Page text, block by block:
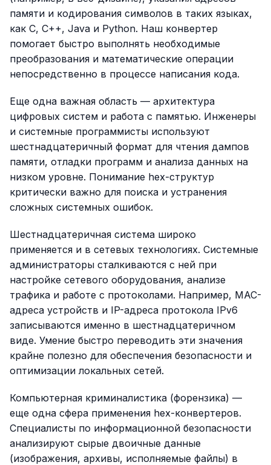
памяти и кодирования символов в таких языках,
как C, C++, Java и Python. Наш конвертер
помогает быстро выполнять необходимые
преобразования и математические операции
непосредственно в процессе написания кода.
Еще одна важная область — архитектура
цифровых систем и работа с памятью. Инженеры
и системные программисты используют
шестнадцатеричный формат для чтения дампов
памяти, отладки программ и анализа данных на
низком уровне. Понимание hex-структур
критически важно для поиска и устранения
сложных системных ошибок.
Шестнадцатеричная система широко
применяется и в сетевых технологиях. Системные
администраторы сталкиваются с ней при
настройке сетевого оборудования, анализе
трафика и работе с протоколами. Например, MAC-
адреса устройств и IP-адреса протокола IPv6
записываются именно в шестнадцатеричном
виде. Умение быстро переводить эти значения
крайне полезно для обеспечения безопасности и
оптимизации локальных сетей.
Компьютерная криминалистика (форензика) —
еще одна сфера применения hex-конвертеров.
Специалисты по информационной безопасности
анализируют сырые двоичные данные
(изображения, архивы, исполняемые файлы) в